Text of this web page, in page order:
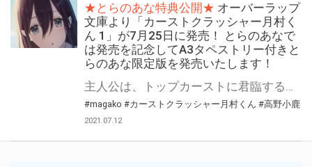
★とらのあな特典公開★ オーバーラップ
文庫より「カーストクラッシャー月村く
ん 1」が7月25日に発売！ とらのあなで
は発売を記念してA3タペストリー付きと
らのあな限定版を発売いたします！
主人公は、トップカーストに君臨する超絶リア充。そして、カーストが「大嫌い」。 オーバーラップ文庫より期待の新作「カーストクラッシャー月村くん 1」が7月25日に発売！ とらのあなでは本作の発売を記念して「A3タペストリー」付きとらのあな限定版を実施いたします！ イラストはイラスト担当「magako」先生の描き下ろしイラストです！ とらのあな限定版の数は限られていますので是非お早めにお求めください！
#magako #カーストクラッシャー月村くん #高野小鹿
2021.07.12